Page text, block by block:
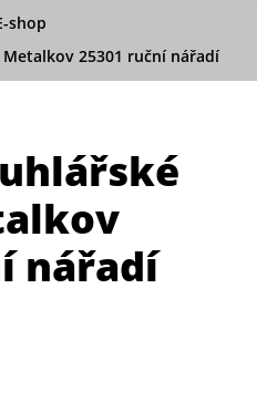
shop
25301 ruční nářadí
nářadí